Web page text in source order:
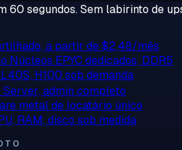
60 segundos. Sem labirinto de
a partir de $2,48/mês
Núcleos EPYC dedicados, DDR5
H100 sob demanda
Server, admin completo
metal de locatário único
RAM, disco sob medida